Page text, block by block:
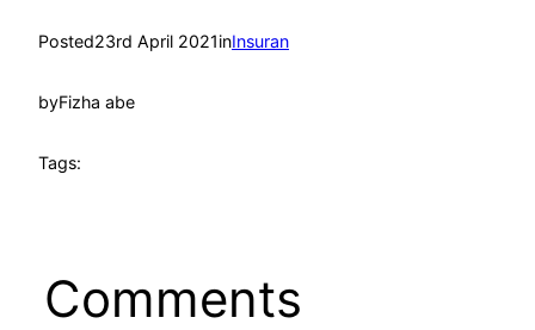
Posted23rd April 2021inInsuran
byFizha abe
Tags:
Comments